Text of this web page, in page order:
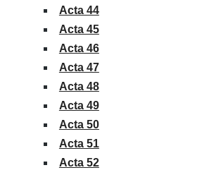
Acta 44
Acta 45
Acta 46
Acta 47
Acta 48
Acta 49
Acta 50
Acta 51
Acta 52